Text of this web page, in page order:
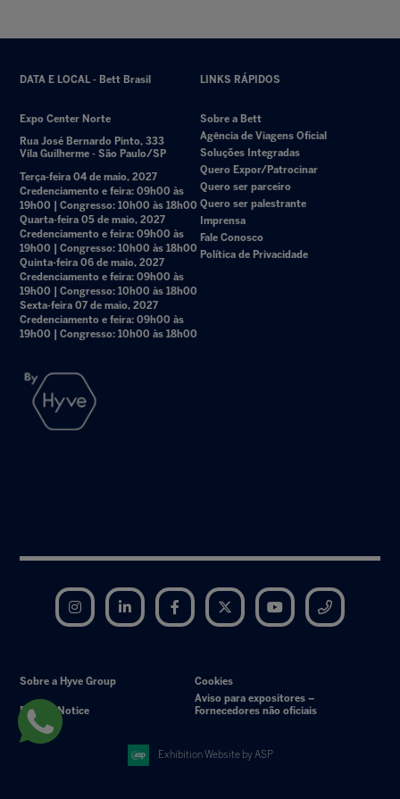
DATA E LOCAL - Bett Brasil
Expo Center Norte
Rua José Bernardo Pinto, 333
Vila Guilherme - São Paulo/SP
Terça-feira 04 de maio, 2027
Credenciamento e feira: 09h00 às
19h00 | Congresso: 10h00 às 18h00
Quarta-feira 05 de maio, 2027
Credenciamento e feira: 09h00 às
19h00 | Congresso: 10h00 às 18h00
Quinta-feira 06 de maio, 2027
Credenciamento e feira: 09h00 às
19h00 | Congresso: 10h00 às 18h00
Sexta-feira 07 de maio, 2027
Credenciamento e feira: 09h00 às
19h00 | Congresso: 10h00 às 18h00
LINKS RÁPIDOS
Sobre a Bett
Agência de Viagens Oficial
Soluções Integradas
Quero Expor/Patrocinar
Quero ser parceiro
Quero ser palestrante
Imprensa
Fale Conosco
Política de Privacidade
Instagram LinkedIn Facebook Twitter YouTube
Sobre a Hyve Group Cookies
Privacy Notice
Aviso para expositores –
Fornecedores não oficiais
Exhibition Website by ASP